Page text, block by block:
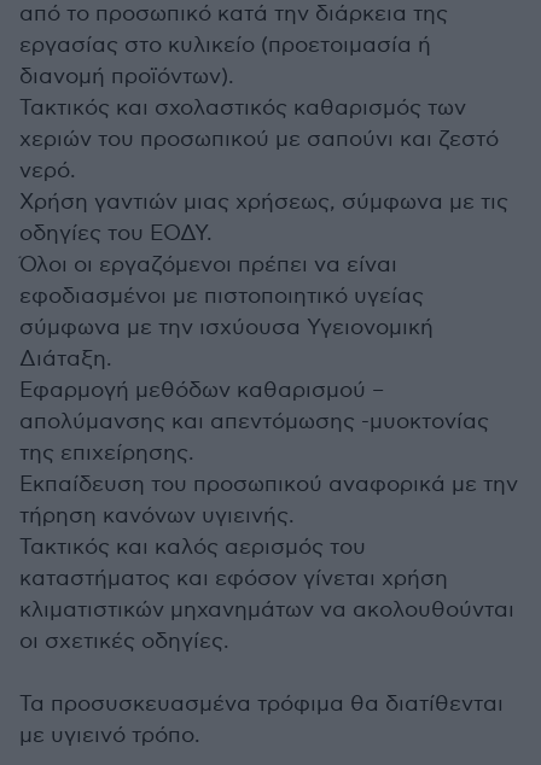
από το προσωπικό κατά την διάρκεια της
εργασίας στο κυλικείο (προετοιμασία ή
διανομή προϊόντων).
Τακτικός και σχολαστικός καθαρισμός των
χεριών του προσωπικού με σαπούνι και ζεστό
νερό.
Χρήση γαντιών μιας χρήσεως, σύμφωνα με τις
οδηγίες του ΕΟΔΥ.
Όλοι οι εργαζόμενοι πρέπει να είναι
εφοδιασμένοι με πιστοποιητικό υγείας
σύμφωνα με την ισχύουσα Υγειονομική
Διάταξη.
Εφαρμογή μεθόδων καθαρισμού –
απολύμανσης και απεντόμωσης -μυοκτονίας
της επιχείρησης.
Εκπαίδευση του προσωπικού αναφορικά με την
τήρηση κανόνων υγιεινής.
Τακτικός και καλός αερισμός του
καταστήματος και εφόσον γίνεται χρήση
κλιματιστικών μηχανημάτων να ακολουθούνται
οι σχετικές οδηγίες.
Τα προσυσκευασμένα τρόφιμα θα διατίθενται
με υγιεινό τρόπο.